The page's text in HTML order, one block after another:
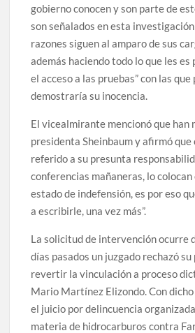
gobierno conocen y son parte de
son señalados en esta
razones siguen al amparo de sus
además haciendo todo lo que les
el acceso a las pruebas” con las
demostraría su inocencia.
El vicealmirante mencionó que han
presidenta Sheinbaum y afirmó que
referido a su presunta
conferencias mañaneras, lo colocan
estado de indefensión, es por eso
a escribirle, una vez más”.
La solicitud de intervención ocurre
días pasados un juzgado rechazó
revertir la vinculación a proceso
Mario Martínez Elizondo. Con
el juicio por delincuencia
materia de hidrocarburos contra